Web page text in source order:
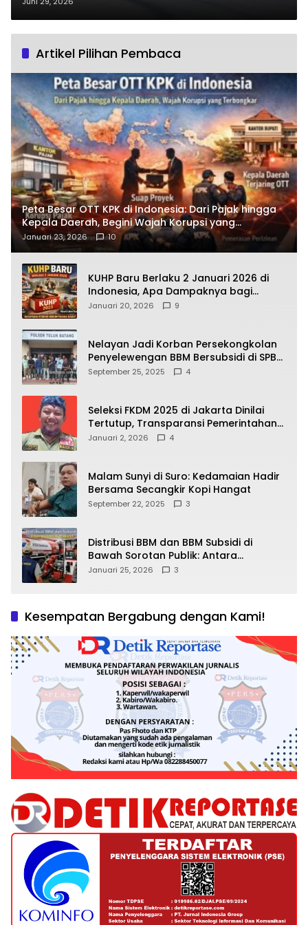
Emas
Artikel Pilihan Pembaca
Peta Besar OTT KPK di Indonesia: Dari Pajak hingga
Kepala Daerah, Begini Wajah Korupsi yang
Terbongkar
Januari 23, 2026 10
KUHP Baru Berlaku 2 Januari 2026 di
Indonesia, Apa Dampaknya bagi
Kehidupan Warga? Ini Aturan Kunci
Januari 20, 2026 9
Nelayan Jadi Korban Persekongkolan
Penyelewengan BBM Bersubsidi di SPBU
64.78809 Teluk Batang
September 25, 2025 4
Seleksi FKDM 2025 di Jakarta Dinilai
Tertutup, Transparansi Pemerintahan
Pramono–Rano Dipertanyakan
Januari 2, 2026 4
Malam Sunyi di Suro: Kedamaian Hadir
Bersama Secangkir Kopi Hangat
September 22, 2025 3
Distribusi BBM dan BBM Subsidi di
Bawah Sorotan Publik: Antara
Kepentingan Negara, Hak Konsumen,
Januari 25, 2026 3
Kesempatan Bergabung dengan Kami!